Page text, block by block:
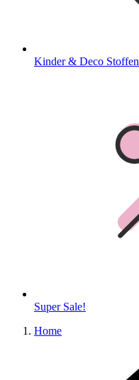
Kinder & Deco Stoffen
Super Sale!
Home